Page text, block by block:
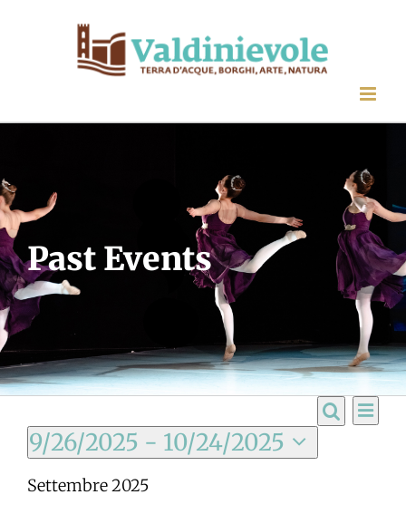
Past Events
Eventi
Cerca
List
9/26/2025 - 10/24/2025
Seleziona
la
Settembre 2025